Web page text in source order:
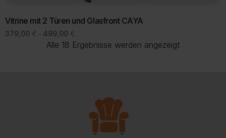
Vitrine mit 2 Türen und Glasfront CAYA
379,00 € – 499,00 €
379,00 €
bis
Alle 18 Ergebnisse werden angezeigtNach